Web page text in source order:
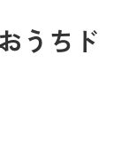
うちド